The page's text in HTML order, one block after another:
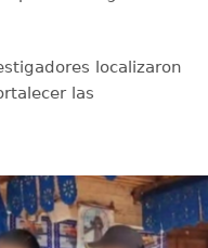
localizaron
las